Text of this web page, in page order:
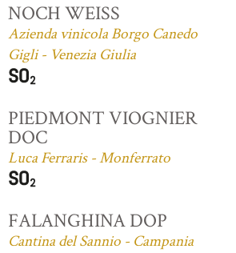
NOCH WEISS
Azienda vinicola Borgo Canedo
Gigli - Venezia Giulia
PIEDMONT VIOGNIER
DOC
Luca Ferraris - Monferrato
FALANGHINA DOP
Cantina del Sannio - Campania